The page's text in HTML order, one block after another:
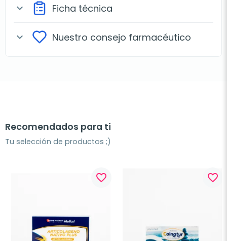
expand_more Ficha técnica
expand_more Nuestro consejo farmacéutico
Recomendados para ti
Tu selección de productos ;)
favorite_border favorite_border